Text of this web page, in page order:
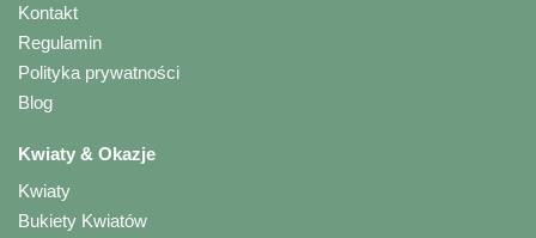
Kontakt
Regulamin
Polityka prywatności
Blog
Kwiaty & Okazje
Kwiaty
Bukiety Kwiatów